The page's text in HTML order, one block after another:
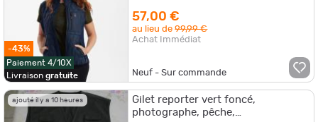
-43%
Paiement 4/10X
Livraison gratuite
57,00 €
au lieu de99,99 €
Achat Immédiat
Neuf - Sur commande
ajouté il y a 10 heures
Gilet reporter vert foncé,
photographe, pêche,